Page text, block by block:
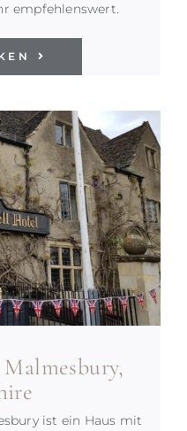
empfehlenswert.
ist ein Haus mit